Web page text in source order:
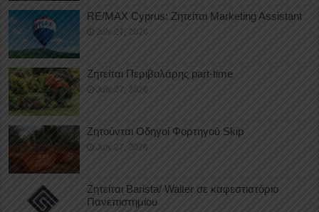
RE/MAX Cyprus: Ζητείται Marketing Assistant
July 27, 2026
Ζητείται Περιβολάρης part-time
July 27, 2026
Ζητούνται Οδηγοί Φορτηγού Skip
July 27, 2026
Ζητείται Barista/ Waiter σε καφεστιατόριο
Πανεπιστημίου